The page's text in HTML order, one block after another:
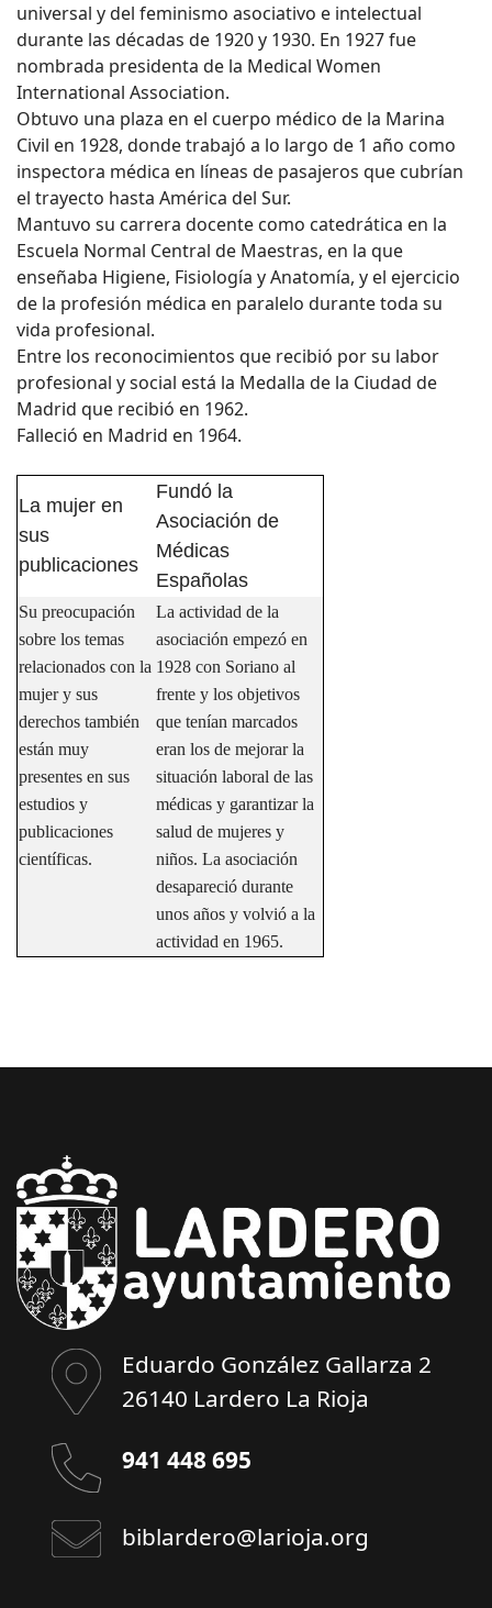
universal y del feminismo asociativo e intelectual
durante las décadas de 1920 y 1930. En 1927 fue
nombrada presidenta de la Medical Women
International Association.
Obtuvo una plaza en el cuerpo médico de la Marina
Civil en 1928, donde trabajó a lo largo de 1 año como
inspectora médica en líneas de pasajeros que cubrían
el trayecto hasta América del Sur.
Mantuvo su carrera docente como catedrática en la
Escuela Normal Central de Maestras, en la que
enseñaba Higiene, Fisiología y Anatomía, y el ejercicio
de la profesión médica en paralelo durante toda su
vida profesional.
Entre los reconocimientos que recibió por su labor
profesional y social está la Medalla de la Ciudad de
Madrid que recibió en 1962.
Falleció en Madrid en 1964.
La mujer en
sus
publicaciones
Fundó la
Asociación de
Médicas
Españolas
Su preocupación
sobre los temas
relacionados con la
mujer y sus
derechos también
están muy
presentes en sus
estudios y
publicaciones
científicas.
La actividad de la
asociación empezó en
1928 con Soriano al
frente y los objetivos
que tenían marcados
eran los de mejorar la
situación laboral de las
médicas y garantizar la
salud de mujeres y
niños. La asociación
desapareció durante
unos años y volvió a la
actividad en 1965.
Eduardo González Gallarza 2
26140 Lardero La Rioja
941 448 695
biblardero@larioja.org